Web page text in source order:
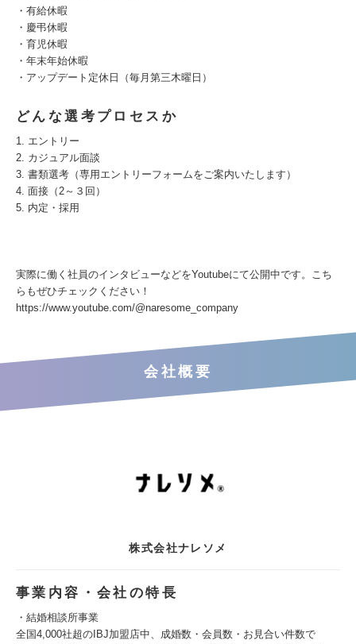
・有給休暇
・慶弔休暇
・育児休暇
・年末年始休暇
・アップデート定休日（毎月第三木曜日）
どんな選考プロセスか
1. エントリー
2. カジュアル面談
3. 書類選考（専用エントリーフォームをご案内いたします）
4. 面接（2～３回）
5. 内定・採用
実際に働く社員のインタビューなどをYoutubeにて公開中です。こち
らもぜひチェックください！
https://www.youtube.com/@naresome_company
会社概要
株式会社ナレソメ
事業内容・会社の特長
・結婚相談所事業
全国4,000社超のIBJ加盟店中、成婚数・会員数・お見合い件数で